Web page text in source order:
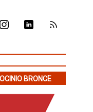
BRONCE